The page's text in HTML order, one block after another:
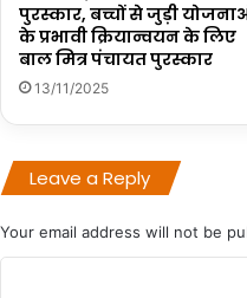
पुरस्कार, बच्चों से जुड़ी
के प्रभावी क्रियान्वयन के लिए
बाल मित्र पंचायत पुरस्कार
13/11/2025
Leave a Reply
Your email address will not be